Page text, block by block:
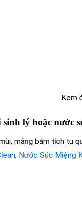
Kem
lý hoặc nước
mảng bám tích tụ
, Nước Súc Miệng